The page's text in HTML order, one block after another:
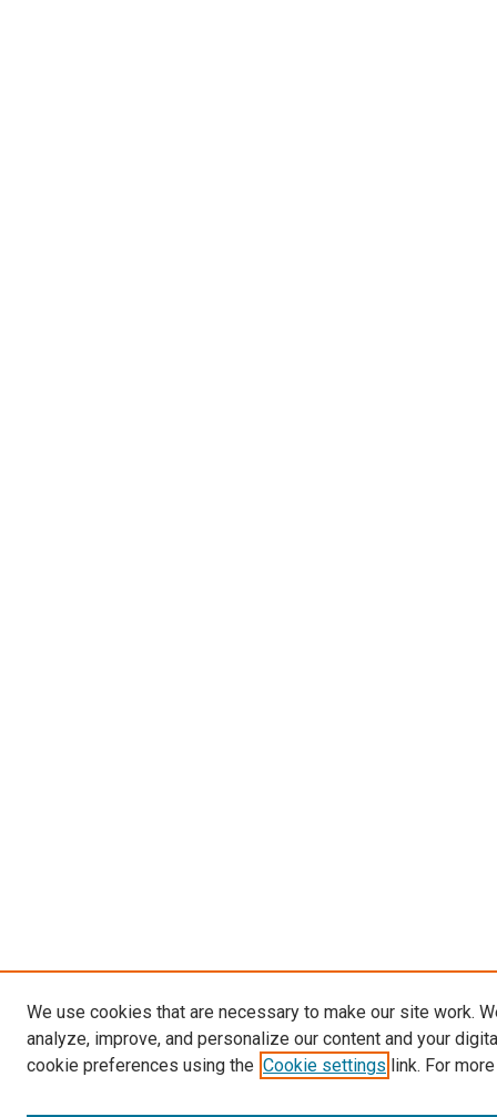
We use cookies that are necessary to make our site work.
analyze, improve, and personalize our content and your
cookie preferences using the Cookie settings link. For